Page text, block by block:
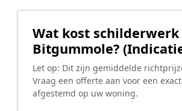
Wat kost
Bitgummole?
Let op: Dit zijn gemiddelde
Vraag een offerte aan voor een
afgestemd op uw woning.